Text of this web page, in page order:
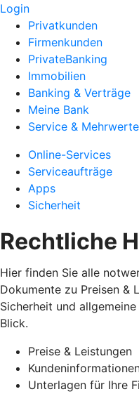
Login
Privatkunden
Firmenkunden
PrivateBanking
Immobilien
Banking & Verträge
Meine Bank
Service & Mehrwerte
Online-Services
Serviceaufträge
Apps
Sicherheit
Rechtliche
Hier finden Sie alle
Dokumente zu Preisen &
Sicherheit und
Blick.
Preise & Leistungen
Unterlagen für Ihre